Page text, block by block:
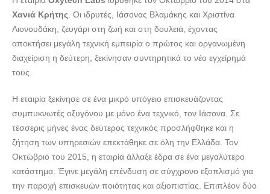
ΙΑΤΡΙΚΑ ΜΗΧΑΝΗΜΑΤΑ ΧΑΝΙΑ | OXYTECH LABS ---
doctors4u.gr
ΙΑΤΡΙΚΑ ΜΗΧΑΝΗΜΑΤΑ ΧΑΝΙΑ | OXYTECH LABS ---
doctors4u.gr
ΙΑΤΡΙΚΑ ΜΗΧΑΝΗΜΑΤΑ ΧΑΝΙΑ | OXYTECH LABS ---
ΙΑΤΡΙΚΑ ΜΗΧΑΝΗΜΑΤΑ ΧΑΝΙΑ | OXYTECH LABS ---
doctors4u.gr
ΙΑΤΡΙΚΑ ΜΗΧΑΝΗΜΑΤΑ ΧΑΝΙΑ | OXYTECH LABS ---
doctors4u.gr
ΙΑΤΡΙΚΑ ΜΗΧΑΝΗΜΑΤΑ ΧΑΝΙΑ | OXYTECH LABS ---
doctors4u.gr
Χανιά Κρήτης . Οι ιδρυτές, Ιάσονας Βλαμάκης και Χριστίνα
Λιονουδάκη, ζευγάρι στη ζωή και στη δουλειά, έχοντας
αποκτήσει μεγάλη τεχνική εμπειρία ο πρώτος και οργανωμένη
διαχείριση η δεύτερη, ξεκίνησαν συντηρητικά το νέο εγχείρημά
τους.
Η εταιρία ξεκίνησε σε ένα μικρό υπόγειο επισκευάζοντας
συμπυκνωτές οξυγόνου με μόνο ένα τεχνικό, τον Ιάσονα. Σε
τέσσερις μήνες ένας δεύτερος τεχνικός προσλήφθηκε και η
ζήτηση των υπηρεσιών επεκτάθηκε σε όλη την Ελλάδα. Τον
Οκτώβριο του 2015, η εταιρία άλλαξε έδρα σε ένα μεγαλύτερο
κατάστημα. Έγινε μεγάλη επένδυση σε σύγχρονο εξοπλισμό για
την παροχή επισκευών ποιότητας και αξιοπιστίας. Επιπλέον δύο